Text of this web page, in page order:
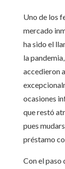
Uno de los
mercado
ha sido el
la
accedieron
ocasiones
que restó
pues
préstamo
Con el paso